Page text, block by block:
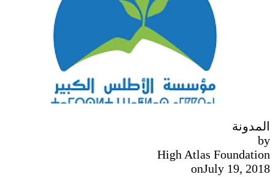
المدونة
by
High Atlas Foundation
onJuly 19, 2018